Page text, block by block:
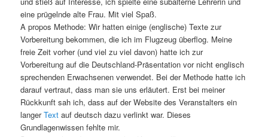
eine prügelnde alte Frau. Mit viel Spaß.
A propos Methode: Wir hatten einige (englische) Texte zur
Vorbereitung bekommen, die ich im Flugzeug überflog. Meine
freie Zeit vorher (und viel zu viel davon) hatte ich zur
Vorbereitung auf die Deutschland-Präsentation vor nicht englisch
sprechenden Erwachsenen verwendet. Bei der Methode hatte ich
darauf vertraut, dass man sie uns erläutert. Erst bei meiner
Rückkunft sah ich, dass auf der Website des Veranstalters ein
langerText auf deutsch dazu verlinkt war. Dieses
Grundlagenwissen fehlte mir.